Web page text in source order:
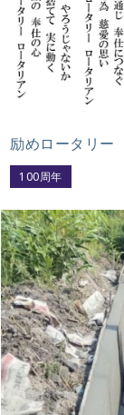
励めロータリー
100周年